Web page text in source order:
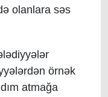
olanlara səs
örnək
atmağa